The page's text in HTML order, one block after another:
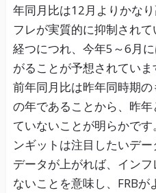
年同月比は12月よりかな
フレが実質的に抑制され
経つにつれ、今年5～6月
がることが予想されていま
前年同月比は昨年同時期
の年であることから、昨
ていないことが明らかで
ンギットは注目したいデー
データが上がれば、イン
ないことを意味し、FRB